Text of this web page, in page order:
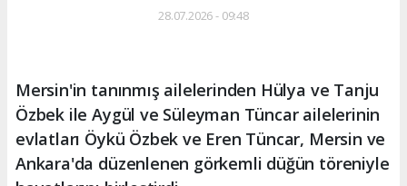
28.07.2026 - 09:48
Mersin'in tanınmış ailelerinden Hülya ve Tanju
Özbek ile Aygül ve Süleyman Tüncar ailelerinin
evlatları Öykü Özbek ve Eren Tüncar, Mersin ve
Ankara'da düzenlenen görkemli düğün töreniyle